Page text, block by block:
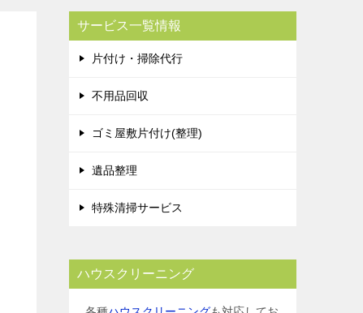
サービス一覧情報
片付け・掃除代行
不用品回収
ゴミ屋敷片付け(整理)
遺品整理
特殊清掃サービス
ハウスクリーニング